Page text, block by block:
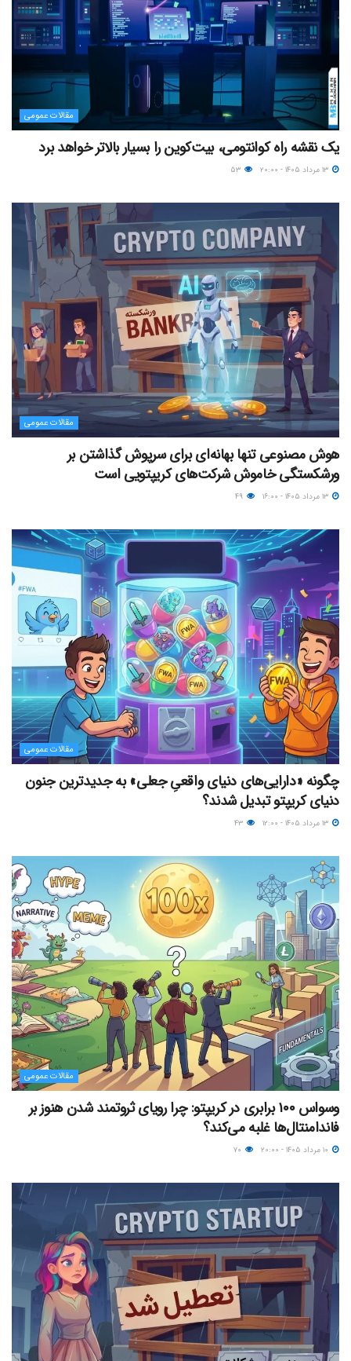
مقالات عمومی
یک نقشه راه کوانتومی، بیت‌کوین را بسیار بالاتر خواهد برد
مقالات عمومی
هوش مصنوعی تنها بهانه‌ای برای سرپوش گذاشتن بر
ورشکستگی خاموش شرکت‌های کریپتویی است
مقالات عمومی
چگونه «دارایی‌های دنیای واقعیِ جعلی» به جدیدترین جنون
دنیای کریپتو تبدیل شدند؟
مقالات عمومی
وسواس ۱۰۰ برابری در کریپتو: چرا رویای ثروتمند شدن هنوز بر
فاندامنتال‌ها غلبه می‌کند؟